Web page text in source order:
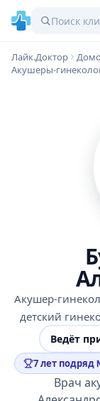
Лайк.Доктор
Акушеры-
Акушер-
детский
Ведёт
7 лет подряд
Врач